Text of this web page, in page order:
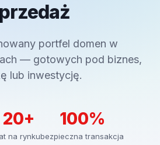
portfel domen w
— gotowych pod biznes,
lub inwestycję.
20+
na rynku
100%
bezpieczna transakcja